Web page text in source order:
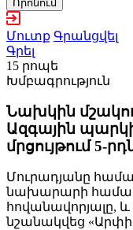
Որոնում
Մուտք Գրանցվել
Գրել
15 րոպե
Խմբագրություն
Նախկին
Ազգային
մրցույթում 5-
Մուրադյանը
նախարարի
հովանավորյալը,
նշանակվեց «Արփի